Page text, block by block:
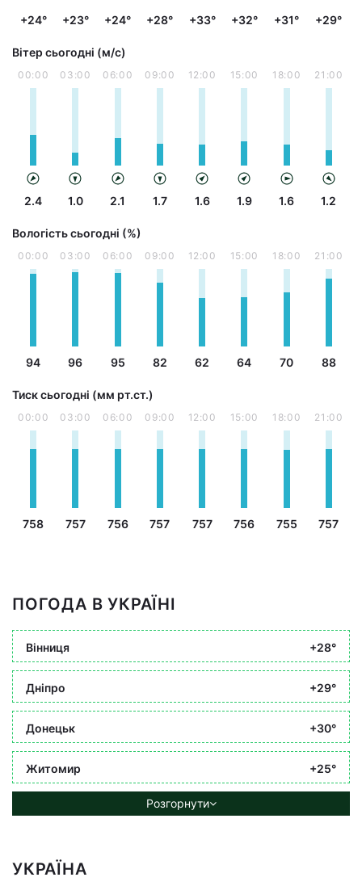
+24° +23° +24° +28° +33° +32° +31° +29°
Вітер сьогодні (м/с)
00:00
2.4
03:00
1.0
06:00
2.1
09:00
1.7
12:00
1.6
15:00
1.9
18:00
1.6
21:00
1.2
Вологість сьогодні (%)
00:00
94
03:00
96
06:00
95
09:00
82
12:00
62
15:00
64
18:00
70
21:00
88
Тиск сьогодні (мм рт.ст.)
00:00
758
03:00
757
06:00
756
09:00
757
12:00
757
15:00
756
18:00
755
21:00
757
ПОГОДА В УКРАЇНІ
Вінниця +28°
Дніпро +29°
Донецьк +30°
Житомир +25°
Розгорнути
УКРАЇНА